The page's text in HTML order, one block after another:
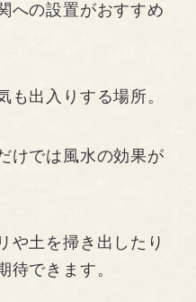
への設置がおすすめ
も出入りする場所。
けでは風水の効果が
や土を掃き出したり
待できます。